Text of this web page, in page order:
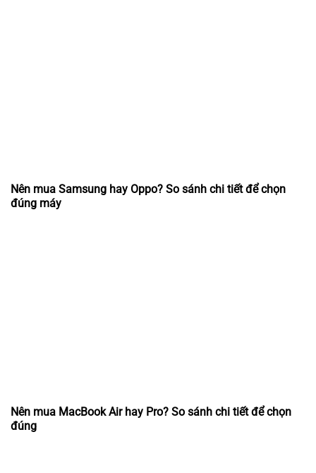
Nên mua Samsung hay Oppo? So sánh chi tiết để chọn
đúng máy
Nên mua MacBook Air hay Pro? So sánh chi tiết để chọn
đúng